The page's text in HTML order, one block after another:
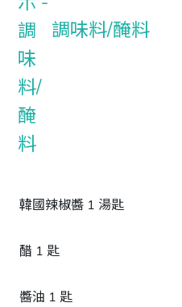
調味料/醃料
韓國辣椒醬 1 湯匙
醋 1 匙
醬油 1 匙